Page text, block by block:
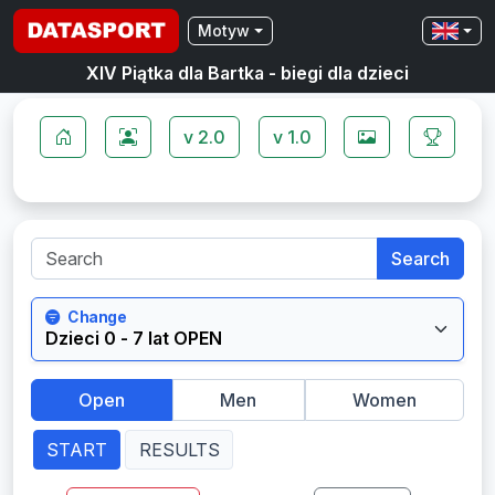
XIV Piątka dla Bartka - biegi dla dzieci
Motyw
v 2.0 v 1.0
Search
Change
Open Men Women
START RESULTS